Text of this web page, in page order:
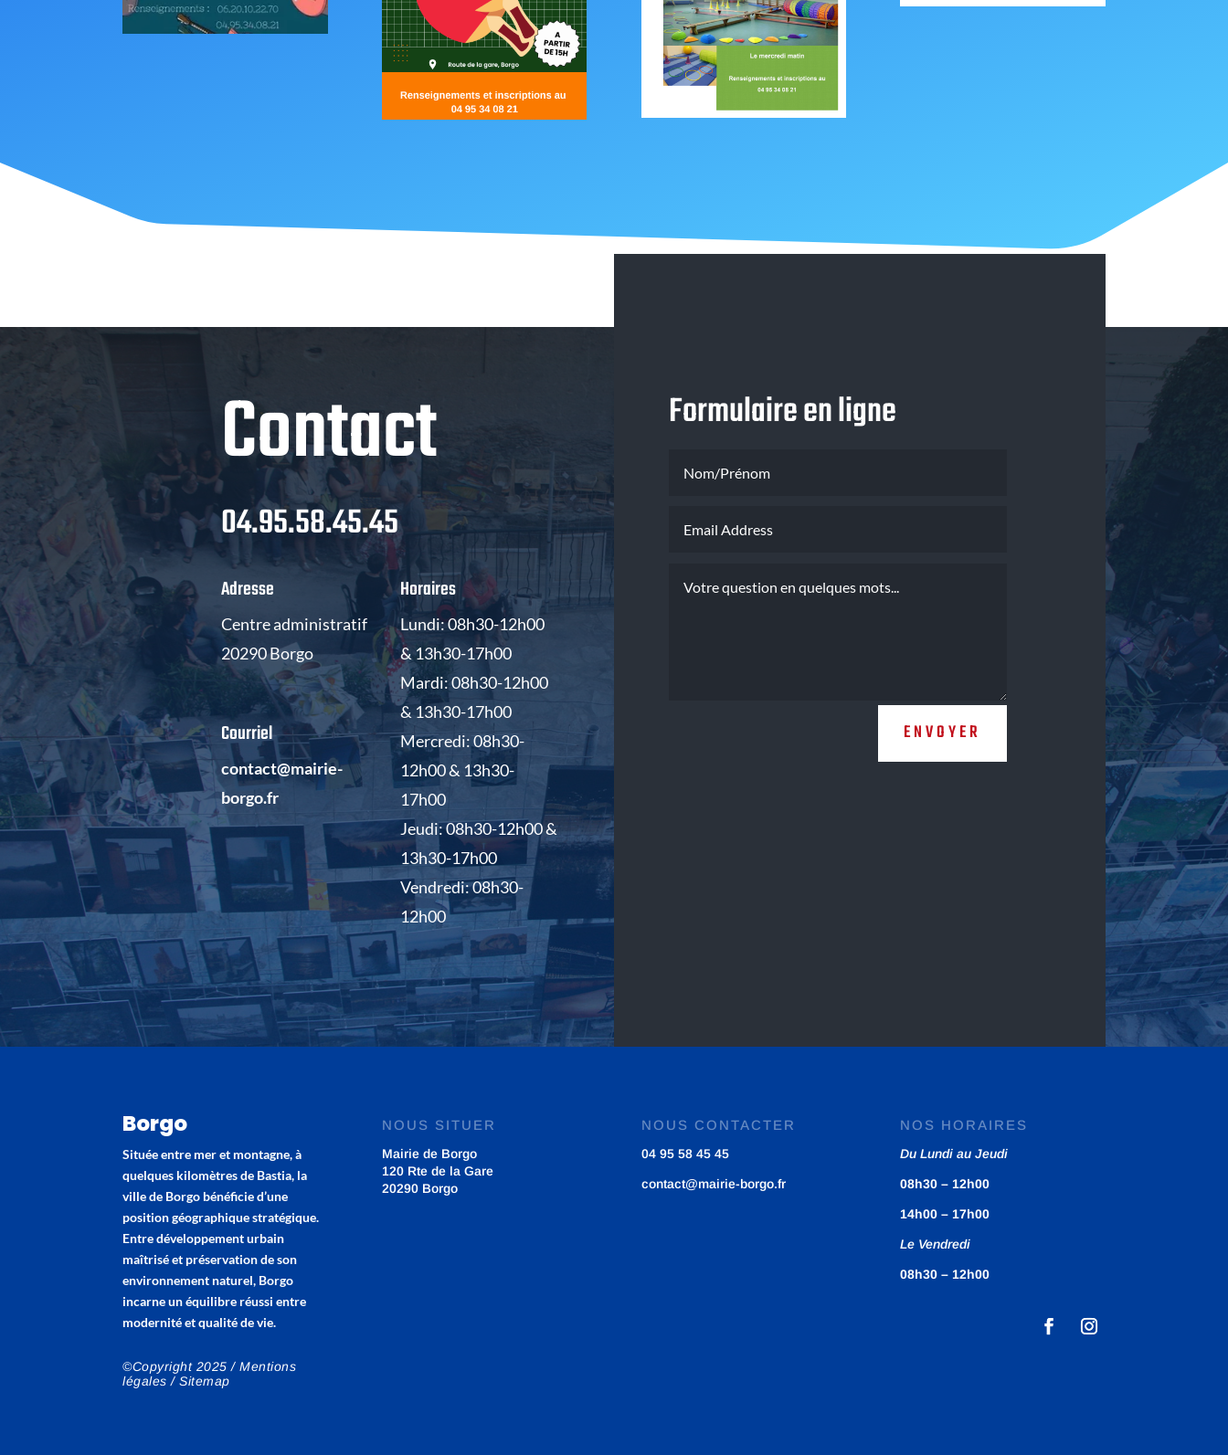
Contact
04.95.58.45.45
Adresse
Centre administratif
20290 Borgo
Courriel
contact@mairie-
borgo.fr
Horaires
Lundi: 08h30-12h00
& 13h30-17h00
Mardi: 08h30-12h00
& 13h30-17h00
Mercredi: 08h30-
12h00 & 13h30-
17h00
Jeudi: 08h30-12h00 &
13h30-17h00
Vendredi: 08h30-
12h00
Formulaire en ligne
ENVOYER
Borgo
Située entre mer et montagne, à
quelques kilomètres de Bastia, la
ville de Borgo bénéficie d’une
position géographique stratégique.
Entre développement urbain
maîtrisé et préservation de son
environnement naturel, Borgo
incarne un équilibre réussi entre
modernité et qualité de vie.
©Copyright 2025 /Mentions
légales /Sitemap
NOUS SITUER
Mairie de Borgo
120 Rte de la Gare
20290 Borgo
NOUS CONTACTER
04 95 58 45 45
contact@mairie-borgo.fr
NOS HORAIRES
Du Lundi au Jeudi
08h30 – 12h00
14h00 – 17h00
Le Vendredi
08h30 – 12h00